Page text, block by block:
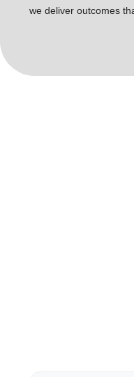
we deliver outcomes